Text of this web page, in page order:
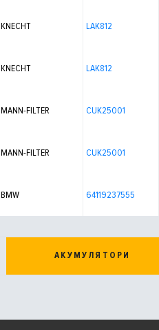
KNECHT LAK812
KNECHT LAK812
MANN-FILTER CUK25001
MANN-FILTER CUK25001
BMW 64119237555
АКУМУЛЯТОРИ